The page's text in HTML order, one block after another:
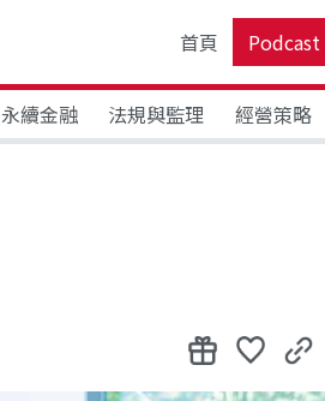
首頁 Podcast
永續金融 法規與監理 經營策略